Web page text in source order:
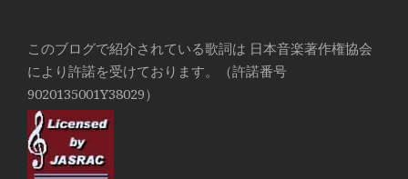
このブログで紹介されている歌詞は 日本音楽著作権協会
により許諾を受けております。（許諾番号
9020135001Y38029）